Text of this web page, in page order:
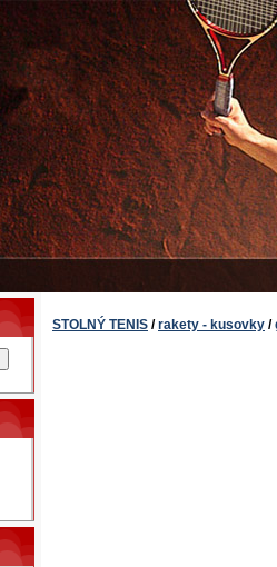
STOLNÝ TENIS /rakety - kusovky /